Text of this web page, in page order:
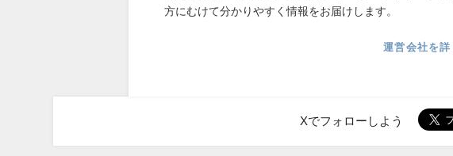
方にむけて分かりやすく情報をお届けします。
運営会社を詳
Xでフォローしよう